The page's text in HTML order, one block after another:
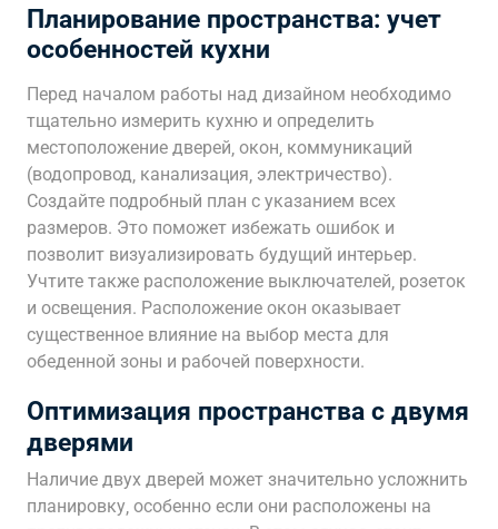
Планирование пространства: учет
особенностей кухни
Перед началом работы над дизайном необходимо
тщательно измерить кухню и определить
местоположение дверей‚ окон‚ коммуникаций
(водопровод‚ канализация‚ электричество).
Создайте подробный план с указанием всех
размеров. Это поможет избежать ошибок и
позволит визуализировать будущий интерьер.
Учтите также расположение выключателей‚ розеток
и освещения. Расположение окон оказывает
существенное влияние на выбор места для
обеденной зоны и рабочей поверхности.
Оптимизация пространства с двумя
дверями
Наличие двух дверей может значительно усложнить
планировку‚ особенно если они расположены на